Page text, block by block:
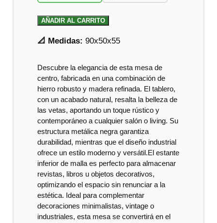
AÑADIR AL CARRITO
📐 Medidas: 90x50x55
Descubre la elegancia de esta mesa de
centro, fabricada en una combinación de
hierro robusto y madera refinada. El tablero,
con un acabado natural, resalta la belleza de
las vetas, aportando un toque rústico y
contemporáneo a cualquier salón o living. Su
estructura metálica negra garantiza
durabilidad, mientras que el diseño industrial
ofrece un estilo moderno y versátil.El estante
inferior de malla es perfecto para almacenar
revistas, libros u objetos decorativos,
optimizando el espacio sin renunciar a la
estética. Ideal para complementar
decoraciones minimalistas, vintage o
industriales, esta mesa se convertirá en el